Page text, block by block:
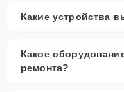
Какие устройства
Какое
ремонта?